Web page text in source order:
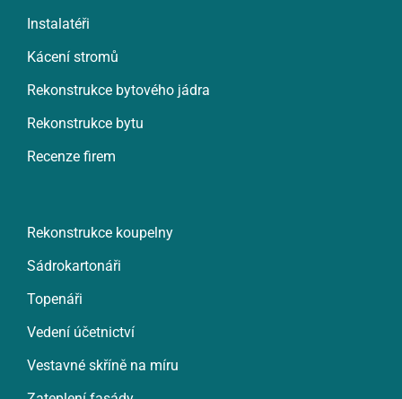
Instalatéři
Kácení stromů
Rekonstrukce bytového jádra
Rekonstrukce bytu
Recenze firem
Rekonstrukce koupelny
Sádrokartonáři
Topenáři
Vedení účetnictví
Vestavné skříně na míru